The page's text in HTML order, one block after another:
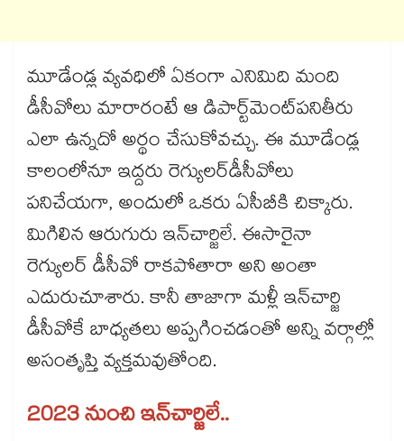
మూడేండ్ల వ్యవధిలో ఏకంగా ఎనిమిది మంది
డీసీవోలు మారారంటే ఆ డిపార్ట్​మెంట్​పనితీరు
ఎలా ఉన్నదో అర్థం చేసుకోవచ్చు. ఈ మూడేండ్ల
కాలంలోనూ ఇద్దరు రెగ్యులర్​డీసీవోలు
పనిచేయగా, అందులో ఒకరు ఏసీబీకి చిక్కారు.
మిగిలిన ఆరుగురు ఇన్​చార్జిలే. ఈసారైనా
రెగ్యులర్​ డీసీవో రాకపోతారా అని అంతా
ఎదురుచూశారు. కానీ తాజాగా మళ్లీ ఇన్​చార్జి
డీసీవోకే బాధ్యతలు అప్పగించడంతో అన్ని వర్గాల్లో
అసంతృప్తి వ్యక్తమవుతోంది.
2023 నుంచి ఇన్​చార్జిలే..